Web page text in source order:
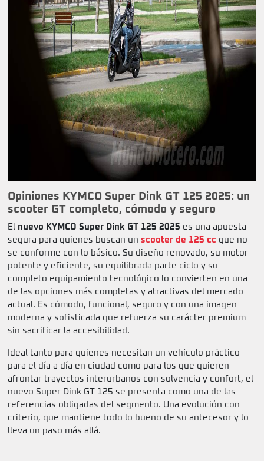
Opiniones KYMCO Super Dink GT 125 2025: un
scooter GT completo, cómodo y seguro
El nuevo KYMCO Super Dink GT 125 2025 es una apuesta
segura para quienes buscan un scooter de 125 cc que no
se conforme con lo básico. Su diseño renovado, su motor
potente y eficiente, su equilibrada parte ciclo y su
completo equipamiento tecnológico lo convierten en una
de las opciones más completas y atractivas del mercado
actual. Es cómodo, funcional, seguro y con una imagen
moderna y sofisticada que refuerza su carácter premium
sin sacrificar la accesibilidad.
Ideal tanto para quienes necesitan un vehículo práctico
para el día a día en ciudad como para los que quieren
afrontar trayectos interurbanos con solvencia y confort, el
nuevo Super Dink GT 125 se presenta como una de las
referencias obligadas del segmento. Una evolución con
criterio, que mantiene todo lo bueno de su antecesor y lo
lleva un paso más allá.